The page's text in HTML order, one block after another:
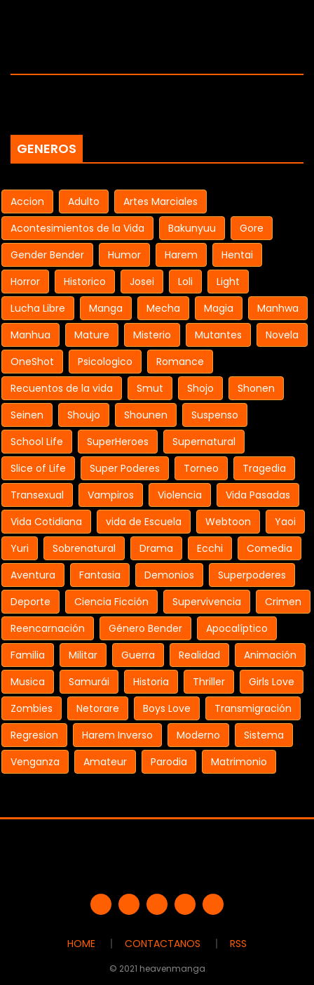
GENEROS
Accion Adulto
Artes Marciales
Acontesimientos de la Vida
Bakunyuu
Gore
Gender Bender
Humor Harem
Hentai
Horror
Historico Josei Loli
Light
Lucha Libre
Manga Mecha Magia
Manhwa
Manhua
Mature Misterio Mutantes
Novela
OneShot
Psicologico
Romance
Recuentos de la vida
Smut Shojo
Shonen
Seinen
Shoujo Shounen
Suspenso
School Life
SuperHeroes
Supernatural
Slice of Life
Super Poderes Torneo
Tragedia
Transexual
Vampiros Violencia
Vida Pasadas
Vida Cotidiana
vida de Escuela Webtoon
Yaoi
Yuri
Sobrenatural Drama Ecchi
Comedia
Aventura
Fantasia Demonios
Superpoderes
Deporte
Ciencia Ficción Supervivencia
Crimen
Reencarnación
Género Bender
Apocalíptico
Familia
Militar Guerra Realidad
Animación
Musica
Samurái Historia Thriller
Girls Love
Zombies
Netorare Boys Love
Transmigración
Regresion
Harem Inverso Moderno
Sistema
Venganza
Amateur Parodia Matrimonio
HOME CONTACTANOS RSS
© 2021 heavenmanga